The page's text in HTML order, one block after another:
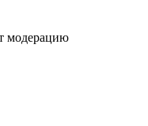
модерацию